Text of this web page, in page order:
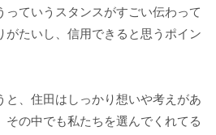
っていうスタンスがすごい伝わって
がたいし、信用できると思うポイン
と、住田はしっかり想いや考えがあ
その中でも私たちを選んでくれてる